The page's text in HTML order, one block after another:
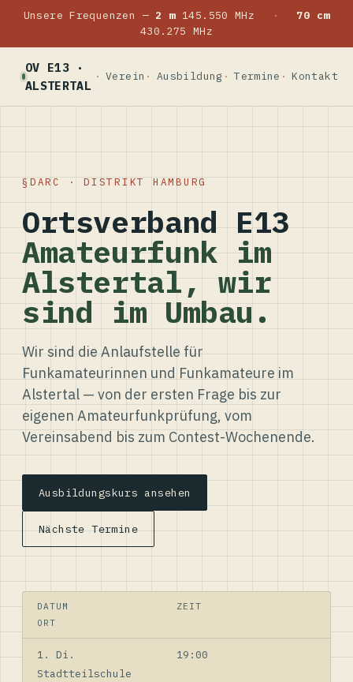
Unsere Frequenzen — 2 m145.550 MHz ·
70 cm
430.275 MHz
OV E13 ·
ALSTERTAL
Verein Ausbildung Termine Kontakt
DARC · DISTRIKT HAMBURG
Ortsverband E13
Amateurfunk im
Alstertal, wir
sind im Umbau.
Wir sind die Anlaufstelle für
Funkamateurinnen und Funkamateure im
Alstertal — von der ersten Frage bis zur
eigenen Amateurfunkprüfung, vom
Vereinsabend bis zum Contest-Wochenende.
Ausbildungskurs ansehen
Nächste Termine
DATUM
ZEIT
ORT
1. Di.
19:00
Stadtteilschule